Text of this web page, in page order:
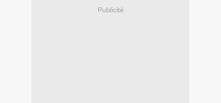
Publicité